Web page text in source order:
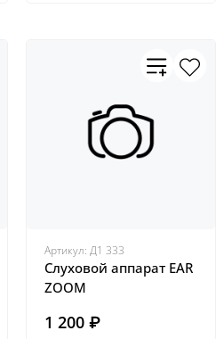
Артикул: Д1 333
Слуховой аппарат EAR
ZOOM
1 200 ₽